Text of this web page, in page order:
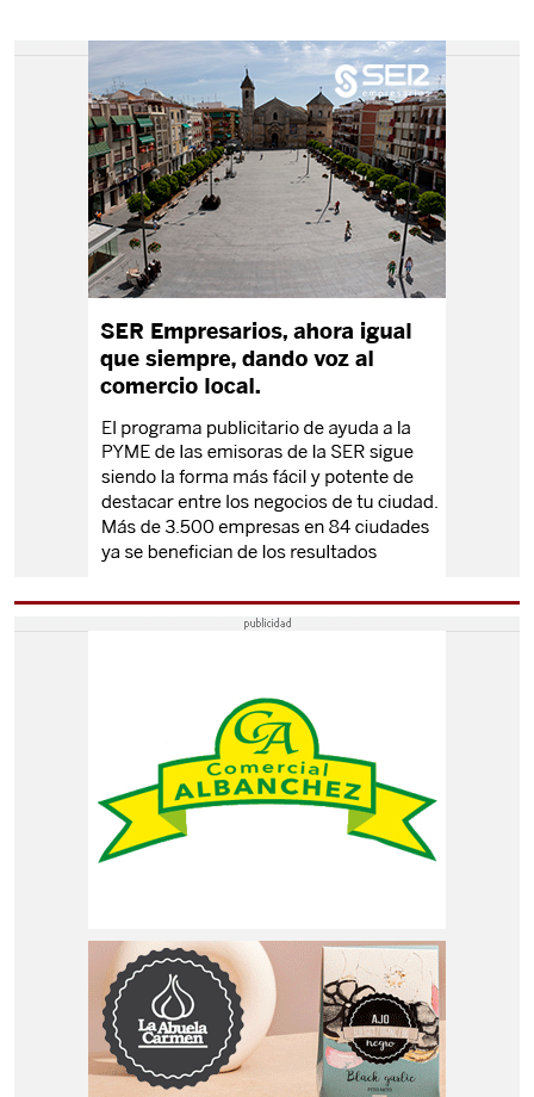
ECIJA
CAÑADA ROSAL
FUENTES DE ANDALUCÍA
LA CAMPANA
LA LUISIANA
ESTEPA
BADOLATOSA
CASARICHE
LA RODA DE ANDALUCÍA
MATARREDONDA
PEDRERA
OSUNA
AGUADULCE
EL SAUCEJO